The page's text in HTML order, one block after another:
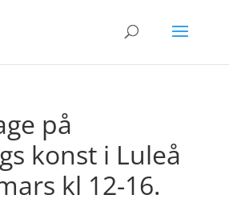
på
konst i Luleå
kl 12-16.